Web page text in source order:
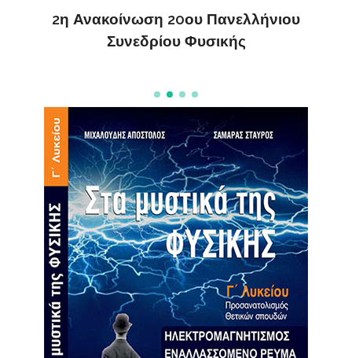
2η Ανακοίνωση 20ου Πανελλήνιου
Συνεδρίου Φυσικής